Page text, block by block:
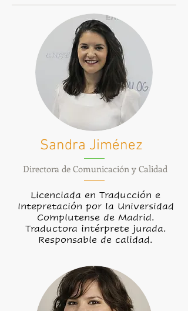
Sandra Jiménez
Directora de Comunicación y Calidad
Licenciada en Traducción e
Intepretación por la Universidad
Complutense de Madrid.
Traductora intérprete jurada.
Responsable de calidad.